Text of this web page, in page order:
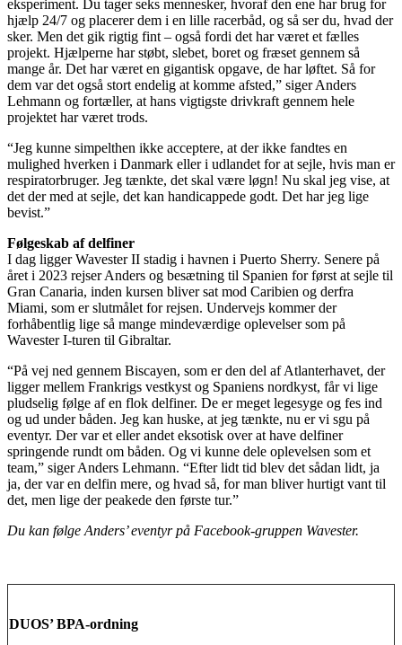
eksperiment. Du tager seks mennesker, hvoraf den ene har brug for
hjælp 24/7 og placerer dem i en lille racerbåd, og så ser du, hvad der
sker. Men det gik rigtig fint – også fordi det har været et fælles
projekt. Hjælperne har støbt, slebet, boret og fræset gennem så
mange år. Det har været en gigantisk opgave, de har løftet. Så for
dem var det også stort endelig at komme afsted,” siger Anders
Lehmann og fortæller, at hans vigtigste drivkraft gennem hele
projektet har været trods.
“Jeg kunne simpelthen ikke acceptere, at der ikke fandtes en
mulighed hverken i Danmark eller i udlandet for at sejle, hvis man er
respiratorbruger. Jeg tænkte, det skal være løgn! Nu skal jeg vise, at
det der med at sejle, det kan handicappede godt. Det har jeg lige
bevist.”
Følgeskab af delfiner
I dag ligger Wavester II stadig i havnen i Puerto Sherry. Senere på
året i 2023 rejser Anders og besætning til Spanien for først at sejle til
Gran Canaria, inden kursen bliver sat mod Caribien og derfra
Miami, som er slutmålet for rejsen. Undervejs kommer der
forhåbentlig lige så mange mindeværdige oplevelser som på
Wavester I-turen til Gibraltar.
“På vej ned gennem Biscayen, som er den del af Atlanterhavet, der
ligger mellem Frankrigs vestkyst og Spaniens nordkyst, får vi lige
pludselig følge af en flok delfiner. De er meget legesyge og fes ind
og ud under båden. Jeg kan huske, at jeg tænkte, nu er vi sgu på
eventyr. Der var et eller andet eksotisk over at have delfiner
springende rundt om båden. Og vi kunne dele oplevelsen som et
team,” siger Anders Lehmann. “Efter lidt tid blev det sådan lidt, ja
ja, der var en delfin mere, og hvad så, for man bliver hurtigt vant til
det, men lige der peakede den første tur.”
Du kan følge Anders’ eventyr på Facebook-gruppen Wavester.
DUOS’ BPA-ordning